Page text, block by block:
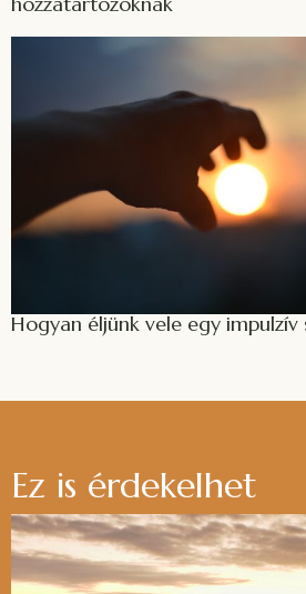
Hogyan éljünk vele egy impulzív
Ez is érdekelhet